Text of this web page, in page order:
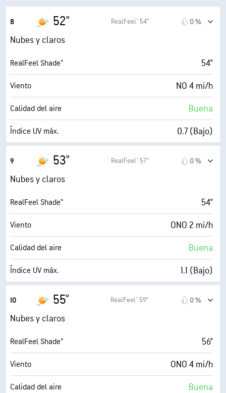
8 52° RealFeel® 54° 0 %
Nubes y claros
RealFeel Shade™ 54°
Viento NO 4 mi/h
Calidad del aire Buena
Índice UV máx. 0.7 (Bajo)
Humedad
Punto de rocío 51° F
AccuLumen Brightness Index™ 5 (Medio)
Nubosidad 65 %
Visibilidad 10 mi
9 53° RealFeel® 57° 0 %
Nubes y claros
RealFeel Shade™ 54°
Viento ONO 2 mi/h
Calidad del aire Buena
Índice UV máx. 1.1 (Bajo)
Humedad
Punto de rocío 51° F
AccuLumen Brightness Index™ 6 (Medio)
Nubosidad 68 %
10 55° RealFeel® 59° 0 %
Nubes y claros
RealFeel Shade™ 56°
Viento ONO 4 mi/h
Calidad del aire Buena